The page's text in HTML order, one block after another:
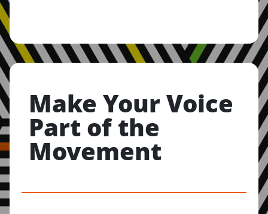
Make Your Voice
Part of the
Movement